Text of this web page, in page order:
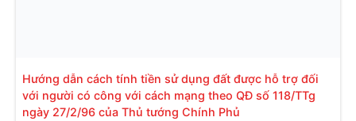
Hướng dẫn cách tính tiền sử dụng đất được hỗ trợ đối
với người có công với cách mạng theo QĐ số 118/TTg
ngày 27/2/96 của Thủ tướng Chính Phủ